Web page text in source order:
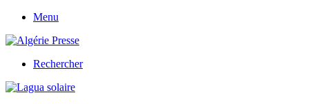
Menu
Rechercher